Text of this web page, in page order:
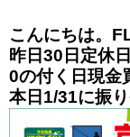
こんにちは。
昨日30日定休日
0の付く日現金
本日1/31に振